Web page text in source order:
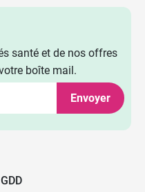
santé et de nos offres
boîte mail.
Envoyer